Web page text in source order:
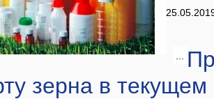
зерна в текущем